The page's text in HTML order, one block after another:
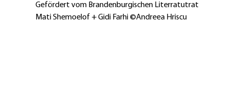
Gefördert vom Brandenburgischen Literratutrat
Mati Shemoelof + Gidi Farhi ©Andreea Hriscu